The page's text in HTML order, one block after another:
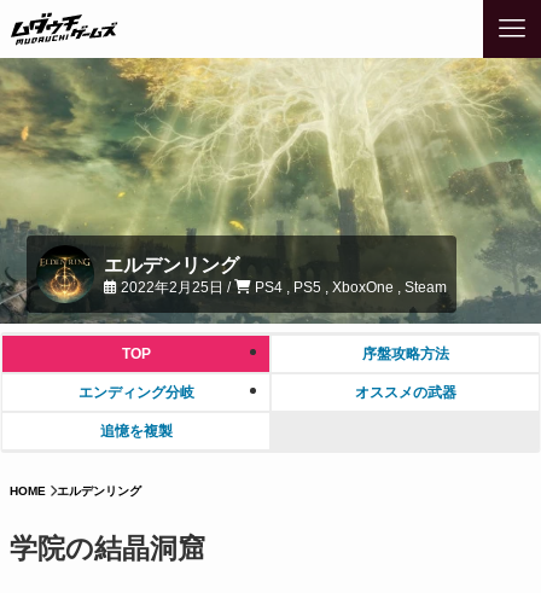
エルデンリング
2022年2月25日 / PS4 , PS5 , XboxOne , Steam
TOP 序盤攻略方法
エンディング分岐 オススメの武器
追憶を複製
HOME エルデンリング
学院の結晶洞窟